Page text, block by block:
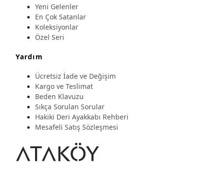
Yeni Gelenler
En Çok Satanlar
Koleksiyonlar
Özel Seri
Yardım
Ücretsiz İade ve Değişim
Kargo ve Teslimat
Beden Klavuzu
Sıkça Sorulan Sorular
Hakiki Deri Ayakkabı Rehberi
Mesafeli Satış Sözleşmesi